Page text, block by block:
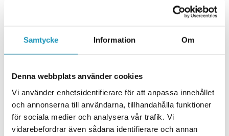
Samtycke Information Om
Denna webbplats använder cookies
Vi använder enhetsidentifierare för att anpassa innehållet
och annonserna till användarna, tillhandahålla funktioner
för sociala medier och analysera vår trafik. Vi
vidarebefordrar även sådana identifierare och annan
ONLINELAGER
BESTÄLLNINGSVARA
Skickas inom 4-6 Arbetsdagar
Lägsta pris de senaste 30-dagarna:186 kr
Leverans- & Returinformation
Spara produkt
Frågor om produkten?